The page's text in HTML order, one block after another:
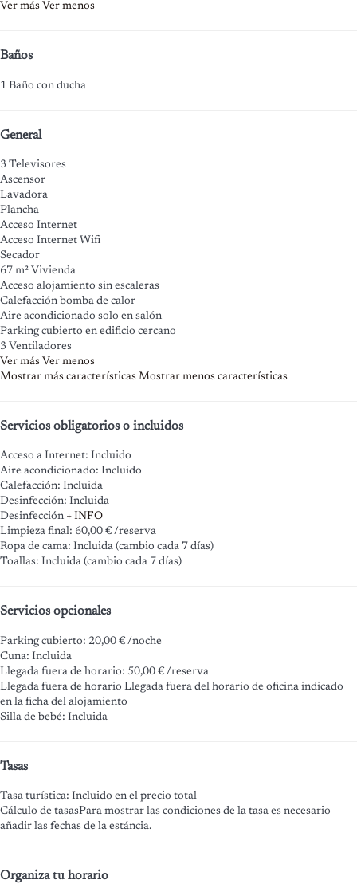
Ver más Ver menos
Baños
1 Baño con ducha
General
3 Televisores
Ascensor
Lavadora
Plancha
Acceso Internet
Acceso Internet Wifi
Secador
67 m² Vivienda
Acceso alojamiento sin escaleras
Calefacción bomba de calor
Aire acondicionado solo en salón
Parking cubierto en edificio cercano
3 Ventiladores
Ver más Ver menos
Mostrar más características Mostrar menos características
Servicios obligatorios o incluidos
Acceso a Internet: Incluido
Aire acondicionado: Incluido
Calefacción: Incluida
Desinfección: Incluida
Desinfección + INFO
Limpieza final: 60,00 € /reserva
Ropa de cama: Incluida (cambio cada 7 días)
Toallas: Incluida (cambio cada 7 días)
Servicios opcionales
Parking cubierto: 20,00 € /noche
Cuna: Incluida
Llegada fuera de horario: 50,00 € /reserva
Llegada fuera de horario Llegada fuera del horario de oficina indicado
en la ficha del alojamiento
Silla de bebé: Incluida
Tasas
Tasa turística: Incluido en el precio total
Cálculo de tasasPara mostrar las condiciones de la tasa es necesario
añadir las fechas de la estáncia.
Organiza tu horario